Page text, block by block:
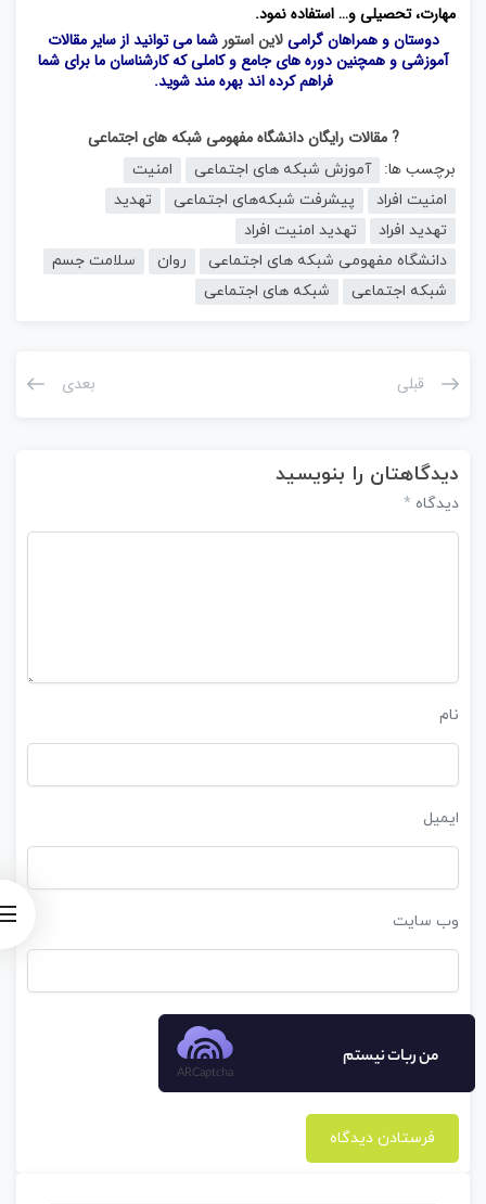
مهارت، تحصیلی و… استفاده نمود.
دوستان و همراهان گرامیلاین استور شما می توانید از سایر مقالات
آموزشی و همچنین دوره های جامع و کاملی که کارشناسان ما برای شما
فراهم کرده اند بهره مند شوید.
? مقالات رایگان دانشگاه مفهومی شبکه های اجتماعی
برچسب ها:
آموزش شبکه های اجتماعی
امنیت
امنیت افراد
پیشرفت شبکه‌های اجتماعی
تهدید
تهدید افراد
تهدید امنیت افراد
دانشگاه مفهومی شبکه های اجتماعی
روان
سلامت جسم
شبکه اجتماعی
شبکه های اجتماعی
قبلی بعدی
دیدگاهتان را بنویسید
دیدگاه *
نام
ایمیل
وب‌ سایت
من ربات نیستم
ARCaptcha